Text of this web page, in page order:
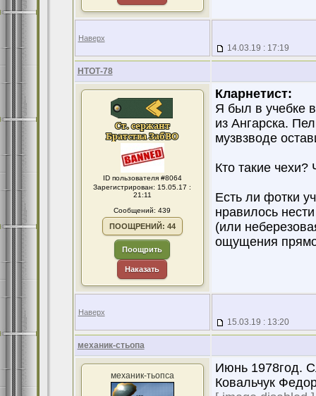
Наверх
14.03.19 : 17:19
НТОТ-78
ID пользователя #8064
Зарегистрирован: 15.05.17 :
21:11
Сообщений: 439
ПООЩРЕНИЙ: 44
Поощрить
Наказать
Кларнетист:
Я был в учебке
из Ангарска.
музвзводе
Кто такие чехи?
Есть ли фотки
нравилось
(или
ощущения
Наверх
15.03.19 : 13:20
механик-стьопа
механик-тьопса
Июнь 1978год.
Ковальчук